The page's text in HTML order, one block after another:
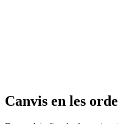
Canvis en les